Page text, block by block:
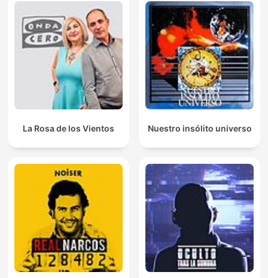
La Rosa de los Vientos Nuestro insólito universo